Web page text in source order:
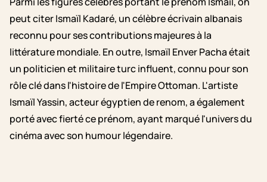
peut citer Ismaïl Kadaré, un célèbre écrivain albanais
reconnu pour ses contributions majeures à la
littérature mondiale. En outre, Ismaïl Enver Pacha était
un politicien et militaire turc influent, connu pour son
rôle clé dans l'histoire de l'Empire Ottoman. L'artiste
Ismaïl Yassin, acteur égyptien de renom, a également
porté avec fierté ce prénom, ayant marqué l'univers du
cinéma avec son humour légendaire.